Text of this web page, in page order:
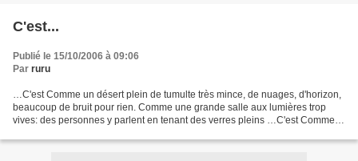
C'est...
Publié le 15/10/2006 à 09:06
Par ruru
…C'est Comme un désert plein de tumulte très mince, de nuages, d'horizon,
beaucoup de bruit pour rien. Comme une grande salle aux lumières trop
vives: des personnes y parlent en tenant des verres pleins …C'est Comme le